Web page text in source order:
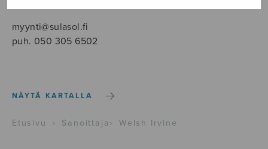
myynti@sulasol.fi
puh. 050 305 6502
NÄYTÄ KARTALLA
Etusivu › Sanoittaja › Welsh Irvine